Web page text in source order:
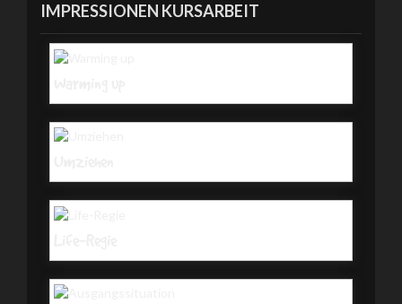
IMPRESSIONEN KURSARBEIT